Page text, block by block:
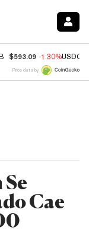
$593.09 -1.30%USDC
Price data by
Cae